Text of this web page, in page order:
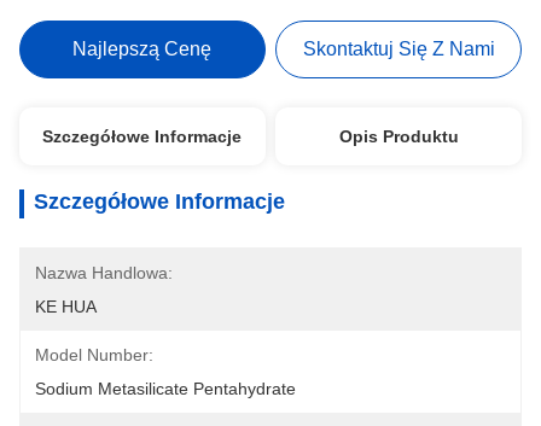
Najlepszą Cenę Skontaktuj Się Z Nami
Szczegółowe Informacje Opis Produktu
Szczegółowe Informacje
Nazwa Handlowa:
KE HUA
Model Number:
Sodium Metasilicate Pentahydrate